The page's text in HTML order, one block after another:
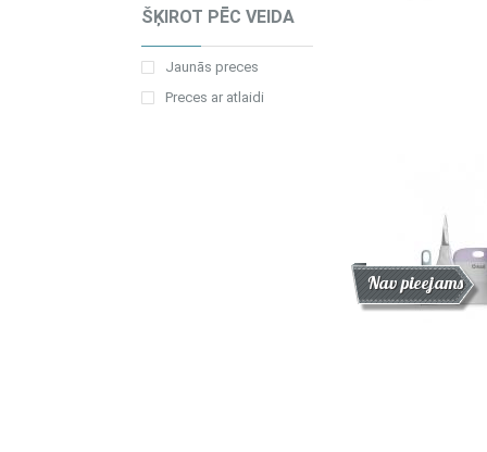
ŠĶIROT PĒC VEIDA
Jaunās preces
Preces ar atlaidi
Atlaide
Jaunums
Nav pieejams